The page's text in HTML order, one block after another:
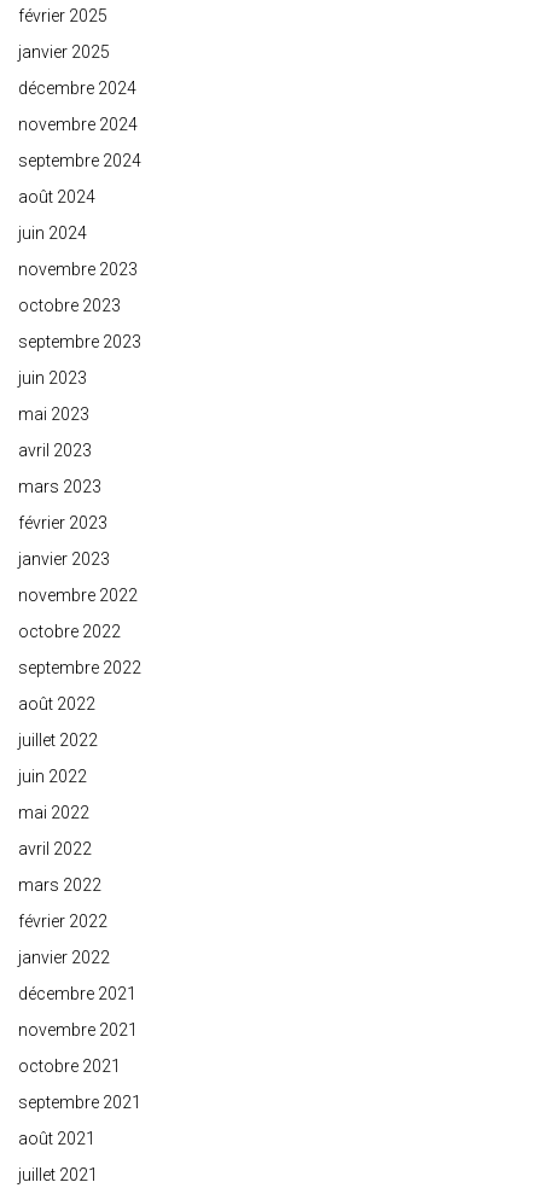
février 2025
janvier 2025
décembre 2024
novembre 2024
septembre 2024
août 2024
juin 2024
novembre 2023
octobre 2023
septembre 2023
juin 2023
mai 2023
avril 2023
mars 2023
février 2023
janvier 2023
novembre 2022
octobre 2022
septembre 2022
août 2022
juillet 2022
juin 2022
mai 2022
avril 2022
mars 2022
février 2022
janvier 2022
décembre 2021
novembre 2021
octobre 2021
septembre 2021
août 2021
juillet 2021